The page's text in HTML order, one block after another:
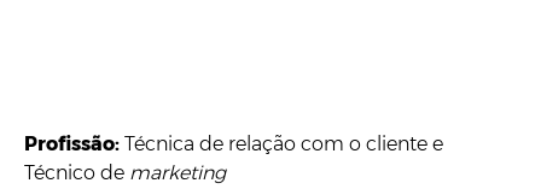
Profissão: Técnica de relação com o cliente e
Técnico de marketing